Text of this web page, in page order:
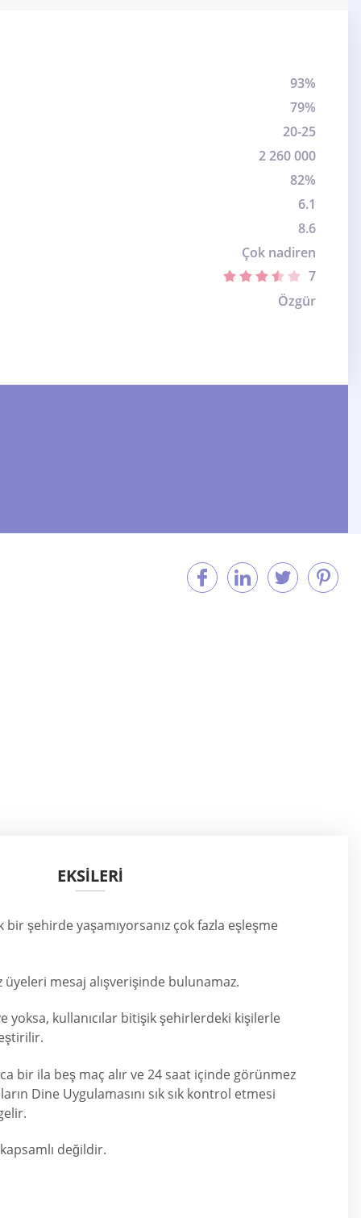
93%
79%
20-25
2 260 000
82%
6.1
8.6
Çok nadiren
7
Özgür
EKSİLERİ
şehirde yaşamıyorsanız çok fazla eşleşme
mesaj alışverişinde bulunamaz.
yoksa, kullanıcılar bitişik şehirlerdeki kişilerle
bir ila beş maç alır ve 24 saat içinde görünmez
Dine Uygulamasını sık sık kontrol etmesi
değildir.